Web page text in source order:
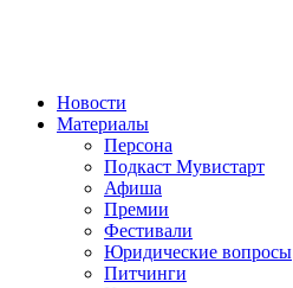
Новости
Материалы
Персона
Подкаст Мувистарт
Афиша
Премии
Фестивали
Юридические вопросы
Питчинги